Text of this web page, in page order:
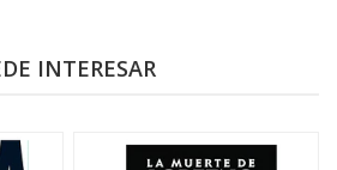
INTERESAR